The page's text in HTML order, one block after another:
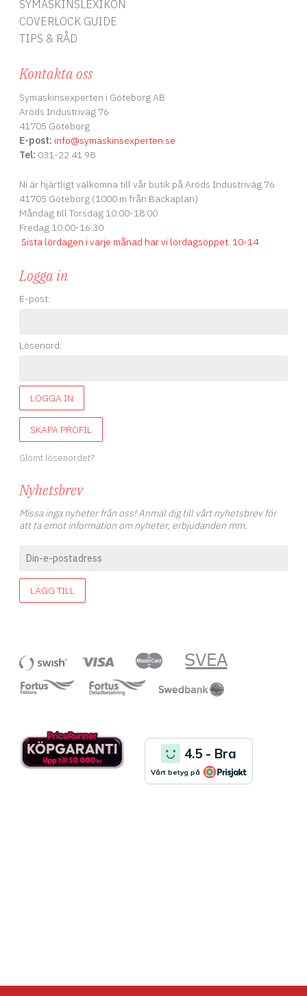
SYMASKINSLEXIKON
COVERLOCK GUIDE
TIPS & RÅD
Kontakta oss
Symaskinsexperten i Göteborg AB
Aröds Industriväg 76
41705 Göteborg
E-post: info@symaskinsexperten.se
Tel: 031-22 41 98
Ni är hjärtligt välkomna till vår butik på Aröds Industriväg 76
41705 Göteborg (1000 m från Backaplan)
Måndag till Torsdag 10:00-18:00
Fredag 10:00-16:30
Sista lördagen i varje månad har vi lördagsöppet. 10-14
Logga in
E-post:
Lösenord:
LOGGA IN
SKAPA PROFIL
Glömt lösenordet?
Nyhetsbrev
Missa inga nyheter från oss! Anmäl dig till vårt nyhetsbrev för
att ta emot information om nyheter, erbjudanden mm.
LÄGG TILL